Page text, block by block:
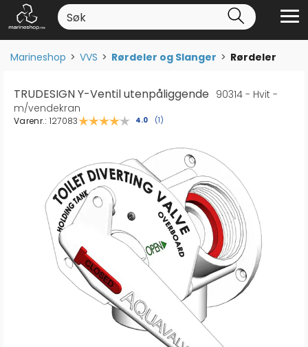
Marineshop>VVS>Rørdeler og Slanger>Rørdeler
TRUDESIGN Y-Ventil utenpåliggende 90314 - Hvit -
m/vendekran
Varenr.: 127083 Gjennomsnittskarakter:
4.0 (stemmer:
1)